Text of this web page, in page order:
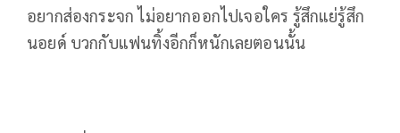
อยากส่องกระจก ไม่อยากออกไปเจอใคร รู้สึกแย่รู้สึก
นอยด์ บวกกับแฟนทิ้งอีกก็หนักเลยตอนนั้น